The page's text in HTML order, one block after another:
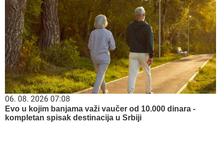
06. 08. 2026 07:08
Evo u kojim banjama važi vaučer od 10.000 dinara -
kompletan spisak destinacija u Srbiji